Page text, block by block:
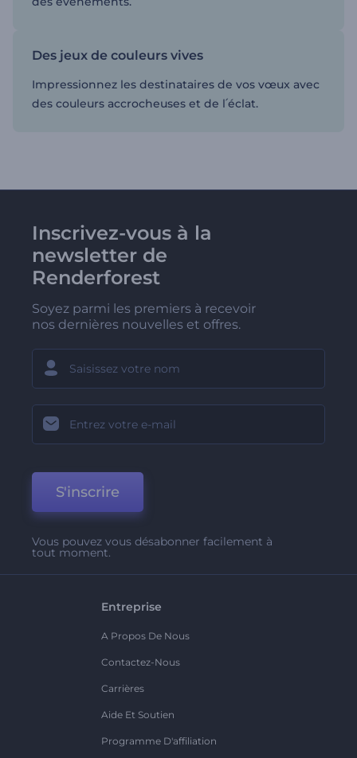
Des jeux de couleurs vives
Impressionnez les destinataires de vos vœux avec
des couleurs accrocheuses et de l՛éclat.
Inscrivez-vous à la
newsletter de
Renderforest
Soyez parmi les premiers à recevoir
nos dernières nouvelles et offres.
S'inscrire
Vous pouvez vous désabonner facilement à
tout moment.
Entreprise
A Propos De Nous
Contactez-Nous
Carrières
Aide Et Soutien
Programme D'affiliation